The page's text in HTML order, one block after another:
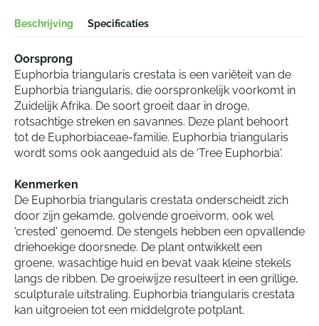
Beschrijving Specificaties
Oorsprong
Euphorbia triangularis crestata is een variëteit van de
Euphorbia triangularis, die oorspronkelijk voorkomt in
Zuidelijk Afrika. De soort groeit daar in droge,
rotsachtige streken en savannes. Deze plant behoort
tot de Euphorbiaceae-familie. Euphorbia triangularis
wordt soms ook aangeduid als de 'Tree Euphorbia'.
Kenmerken
De Euphorbia triangularis crestata onderscheidt zich
door zijn gekamde, golvende groeivorm, ook wel
'crested' genoemd. De stengels hebben een opvallende
driehoekige doorsnede. De plant ontwikkelt een
groene, wasachtige huid en bevat vaak kleine stekels
langs de ribben. De groeiwijze resulteert in een grillige,
sculpturale uitstraling. Euphorbia triangularis crestata
kan uitgroeien tot een middelgrote potplant.